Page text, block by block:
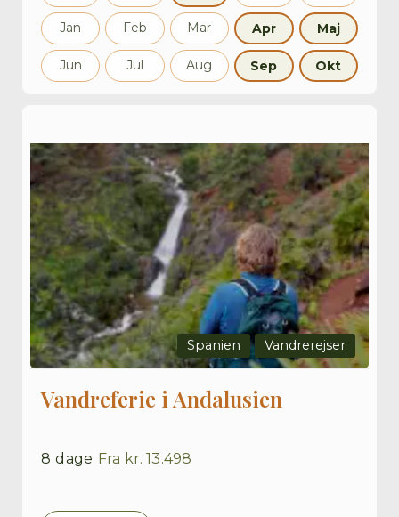
Jan Feb Mar Apr Maj
Jun Jul Aug Sep Okt
Spanien Vandrerejser
Vandreferie i Andalusien
8 dage Fra kr. 13.498